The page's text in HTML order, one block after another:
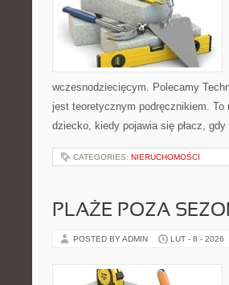
wczesnodziecięcym. Polecamy
jest teoretycznym podręcznikiem.
dziecko, kiedy pojawia się płacz,
CATEGORIES: NIERUCHOMOŚCI
PLAŻE POZA
POSTED BY ADMIN LUT - 8 - 2026